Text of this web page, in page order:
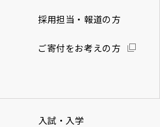
採用担当・報道の方
ご寄付をお考えの方
入試・入学